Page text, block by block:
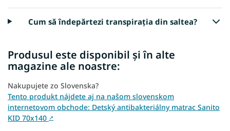
Cum să îndepărtezi transpirația din saltea?
Produsul este disponibil și în alte
magazine ale noastre:
Nakupujete zo Slovenska?
Tento produkt nájdete aj na našom slovenskom
internetovom obchode: Detský antibakteriálny matrac Sanito
KID 70x140 ↗